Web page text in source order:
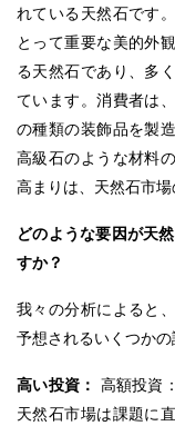
れている天然石です
とって重要な美的外
る天然石であり、多
ています。消費者は
の種類の装飾品を製
高級石のような材料
高まりは、天然石市場
どのような要因が天
すか？
我々の分析によると
予想されるいくつか
高い投資： 高額投資
天然石市場は課題に